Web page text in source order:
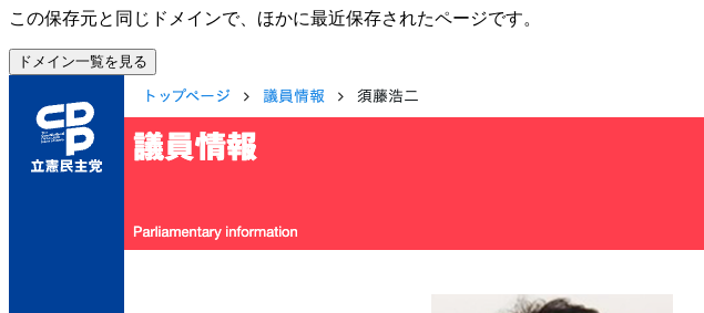
この保存元と同じドメインで、ほかに最近保存されたページです。
ドメイン一覧を見る